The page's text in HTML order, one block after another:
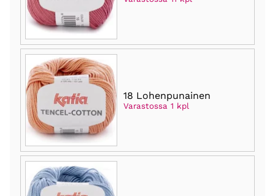
18 Lohenpunainen
Varastossa 1 kpl